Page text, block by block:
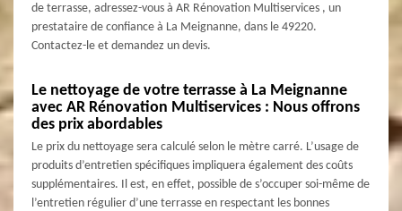
de terrasse, adressez-vous à AR Rénovation Multiservices , un
prestataire de confiance à La Meignanne, dans le 49220.
Contactez-le et demandez un devis.
Le nettoyage de votre terrasse à La Meignanne
avec AR Rénovation Multiservices : Nous offrons
des prix abordables
Le prix du nettoyage sera calculé selon le mètre carré. L’usage de
produits d’entretien spécifiques impliquera également des coûts
supplémentaires. Il est, en effet, possible de s’occuper soi-même de
l’entretien régulier d’une terrasse en respectant les bonnes